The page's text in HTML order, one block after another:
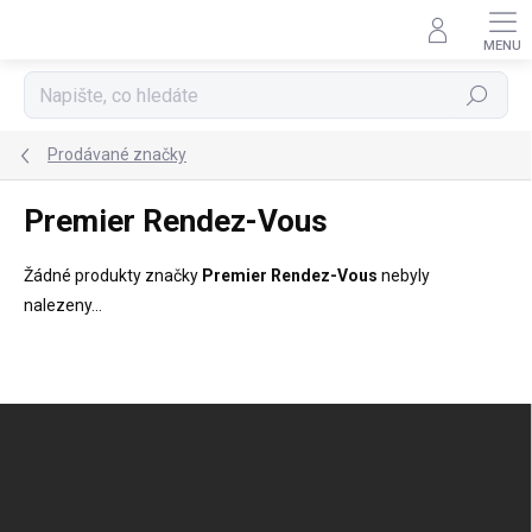
Hledat
Prodávané značky
Premier Rendez-Vous
Žádné produkty značky Premier Rendez-Vous nebyly
nalezeny...